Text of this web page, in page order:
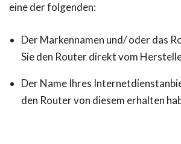
eine der folgenden:
Der Markennamen und/ oder das
Sie den Router direkt vom
Der Name Ihres
den Router von diesem erhalten